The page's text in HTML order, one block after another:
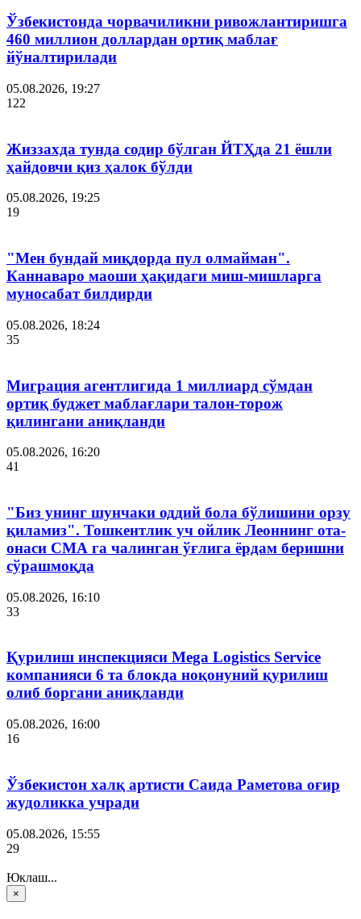
Ўзбекистонда чорвачиликни ривожлантиришга
460 миллион доллардан ортиқ маблағ
йўналтирилади
05.08.2026, 19:27
122
Жиззахда тунда содир бўлган ЙТҲда 21 ёшли
ҳайдовчи қиз ҳалок бўлди
05.08.2026, 19:25
19
"Мен бундай миқдорда пул олмайман".
Каннаваро маоши ҳақидаги миш-мишларга
муносабат билдирди
05.08.2026, 18:24
35
Миграция агентлигида 1 миллиард сўмдан
ортиқ буджет маблағлари талон-торож
қилингани аниқланди
05.08.2026, 16:20
41
"Биз унинг шунчаки оддий бола бўлишини орзу
қиламиз". Тошкентлик уч ойлик Леоннинг ота-
онаси СМА га чалинган ўғлига ёрдам беришни
сўрашмоқда
05.08.2026, 16:10
33
Қурилиш инспекцияси Мega Logistics Service
компанияси 6 та блокда ноқонуний қурилиш
олиб боргани аниқланди
05.08.2026, 16:00
16
Ўзбекистон халқ артисти Саида Раметова оғир
жудоликка учради
05.08.2026, 15:55
29
Юклаш...
×